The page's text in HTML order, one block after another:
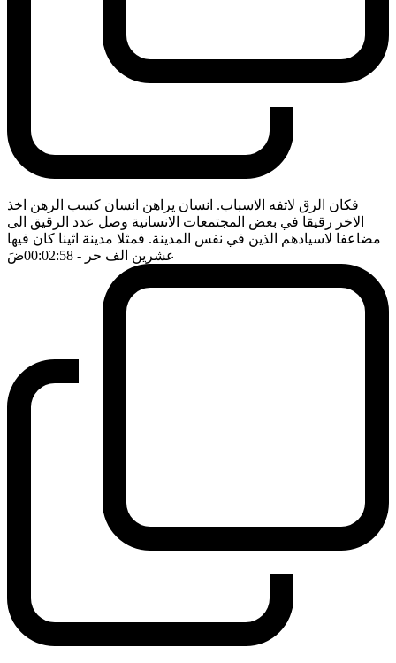
فكان الرق لاتفه الاسباب. انسان يراهن انسان كسب الرهن اخذ
الاخر رقيقا في بعض المجتمعات الانسانية وصل عدد الرقيق الى
مضاعفا لاسيادهم الذين في نفس المدينة. فمثلا مدينة اثينا كان فيها
عشرين الف حر - 00:02:58 ضَ